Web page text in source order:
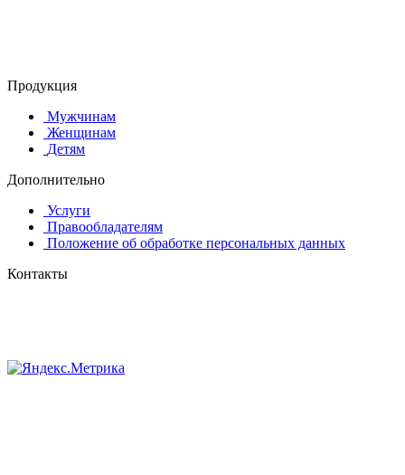
Продукция
Мужчинам
Женщинам
Детям
Дополнительно
Услуги
Правообладателям
Положение об обработке персональных данных
Контакты